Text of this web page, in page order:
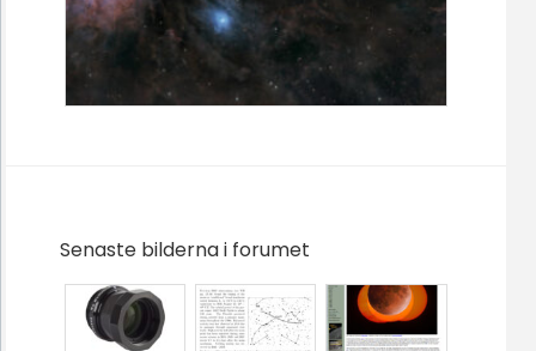
Senaste bilderna i forumet